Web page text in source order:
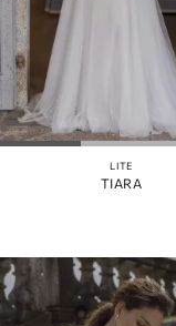
LITE
TIARA